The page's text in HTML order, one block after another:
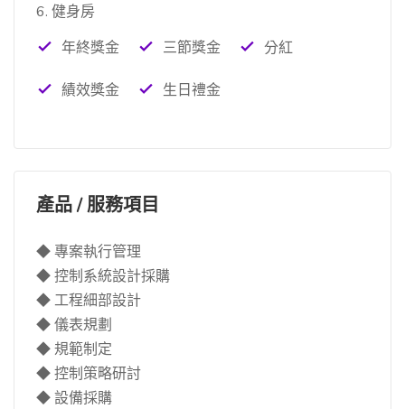
6. 健身房
年終獎金
三節獎金 分紅
績效獎金 生日禮金
產品 / 服務項目
◆ 專案執行管理
◆ 控制系統設計採購
◆ 工程細部設計
◆ 儀表規劃
◆ 規範制定
◆ 控制策略研討
◆ 設備採購